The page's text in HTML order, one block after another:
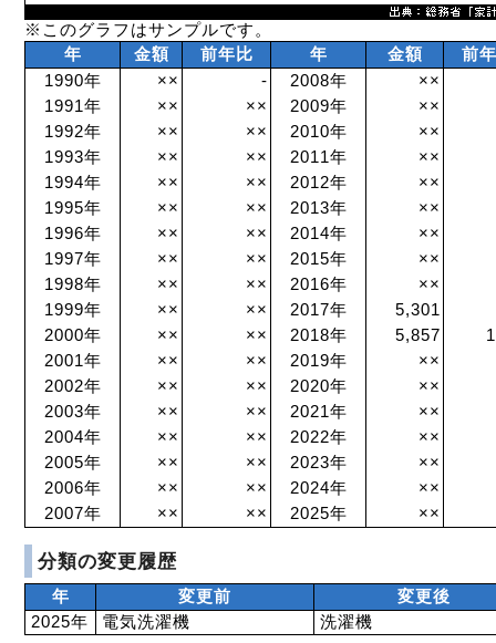
※このグラフはサンプルです。
年
金額 前年比 年 金額
前
1990年
×× - 2008年
××
1991年
×× ×× 2009年
××
1992年
×× ×× 2010年
××
1993年
×× ×× 2011年
××
1994年
×× ×× 2012年
××
1995年
×× ×× 2013年
××
1996年
×× ×× 2014年
××
1997年
×× ×× 2015年
××
1998年
×× ×× 2016年
××
1999年
×× ×× 2017年
5,301
2000年
×× ×× 2018年 5,857
2001年
×× ×× 2019年
××
2002年
×× ×× 2020年
××
2003年
×× ×× 2021年
××
2004年
×× ×× 2022年
××
2005年
×× ×× 2023年
××
2006年
×× ×× 2024年
××
2007年
×× ×× 2025年 ××
分類の変更履歴
年 変更前
変更後
2025年
電気洗濯機 洗濯機